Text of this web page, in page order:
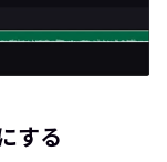
する